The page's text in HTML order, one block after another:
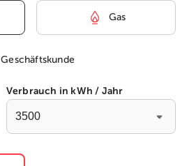
Gas
Geschäftskunde
Verbrauch in kWh / Jahr